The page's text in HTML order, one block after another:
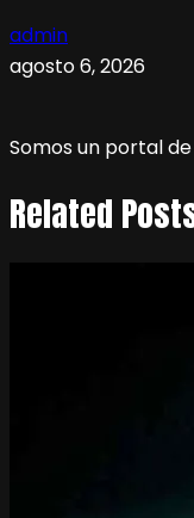
admin
agosto 6, 2026
Somos un portal
Related